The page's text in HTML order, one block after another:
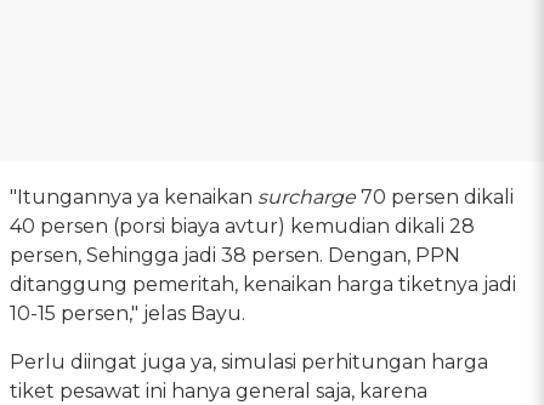
"Itungannya ya kenaikan surcharge 70 persen dikali
40 persen (porsi biaya avtur) kemudian dikali 28
persen, Sehingga jadi 38 persen. Dengan, PPN
ditanggung pemeritah, kenaikan harga tiketnya jadi
10-15 persen," jelas Bayu.
Perlu diingat juga ya, simulasi perhitungan harga
tiket pesawat ini hanya general saja, karena